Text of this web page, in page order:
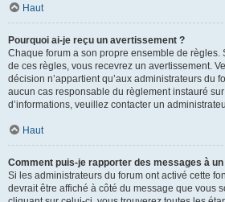
Haut
Pourquoi ai-je reçu un avertissement ?
Chaque forum a son propre ensemble de règles.
de ces règles, vous recevrez un avertissement.
décision n’appartient qu’aux administrateurs du
aucun cas responsable du règlement instauré
d’informations, veuillez contacter un
Haut
Comment puis-je rapporter des messages à
Si les administrateurs du forum ont activé cette
devrait être affiché à côté du message que vous